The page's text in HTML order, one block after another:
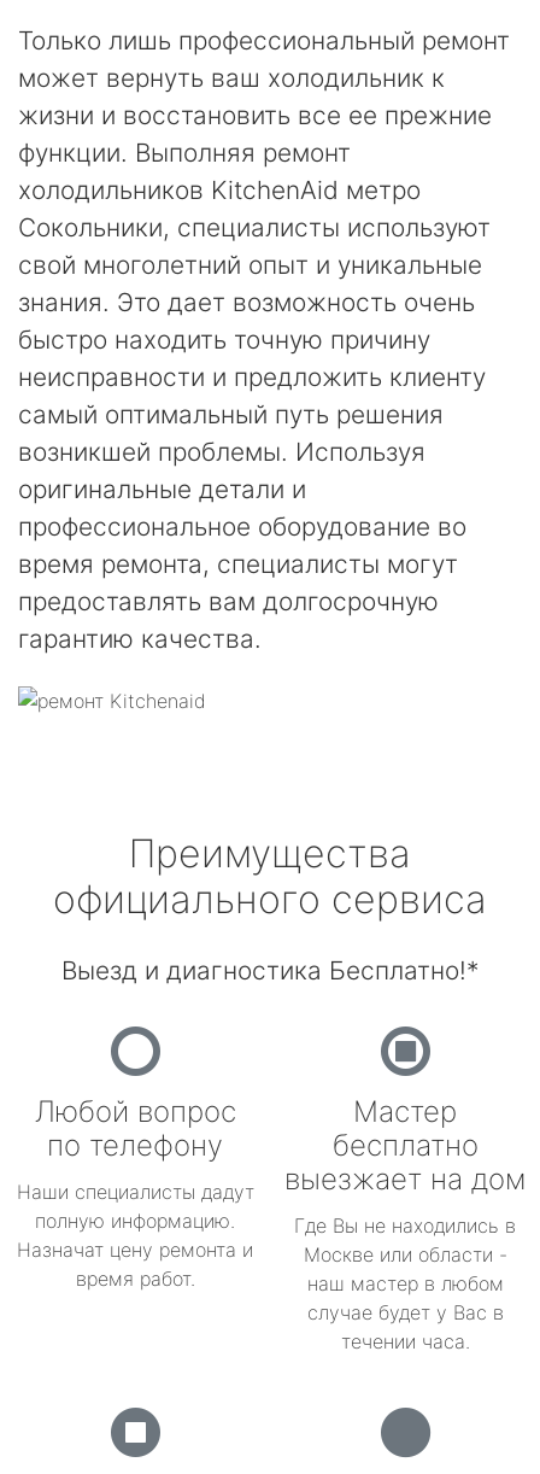
Только лишь профессиональный ремонт
может вернуть ваш холодильник к
жизни и восстановить все ее прежние
функции. Выполняя ремонт
холодильников KitchenAid метро
Сокольники, специалисты используют
свой многолетний опыт и уникальные
знания. Это дает возможность очень
быстро находить точную причину
неисправности и предложить клиенту
самый оптимальный путь решения
возникшей проблемы. Используя
оригинальные детали и
профессиональное оборудование во
время ремонта, специалисты могут
предоставлять вам долгосрочную
гарантию качества.
Преимущества
официального сервиса
Выезд и диагностика Бесплатно!*
Любой вопрос
по телефону
Наши специалисты дадут
полную информацию.
Назначат цену ремонта и
время работ.
Мастер
бесплатно
выезжает на дом
Где Вы не находились в
Москве или области -
наш мастер в любом
случае будет у Вас в
течении часа.